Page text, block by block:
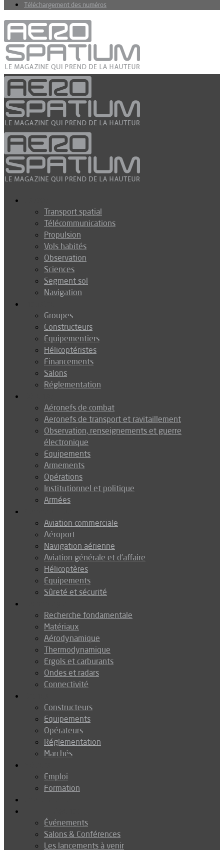
Téléchargement des numéros
Transport spatial
Télécommunications
Propulsion
Vols habités
Observation
Sciences
Segment sol
Navigation
Groupes
Constructeurs
Equipementiers
Hélicoptéristes
Financements
Salons
Réglementation
Aéronefs de combat
Aeronefs de transport et ravitaillement
Observation, renseignements et guerre
électronique
Equipements
Armements
Opérations
Institutionnel et politique
Armées
Aviation commerciale
Aéroport
Navigation aérienne
Aviation générale et d’affaire
Hélicoptères
Equipements
Sûreté et sécurité
Recherche fondamentale
Matériaux
Aérodynamique
Thermodynamique
Ergols et carburants
Ondes et radars
Connectivité
Constructeurs
Equipements
Opérateurs
Réglementation
Marchés
Emploi
Formation
Événements
Salons & Conférences
Les lancements à venir